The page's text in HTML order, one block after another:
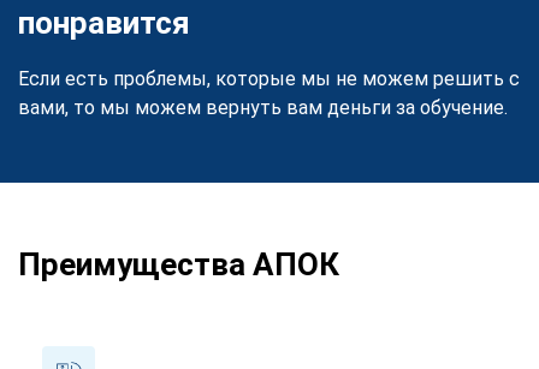
понравится
Если есть проблемы, которые мы не можем решить с
вами, то мы можем вернуть вам деньги за обучение.
Преимущества АПОК